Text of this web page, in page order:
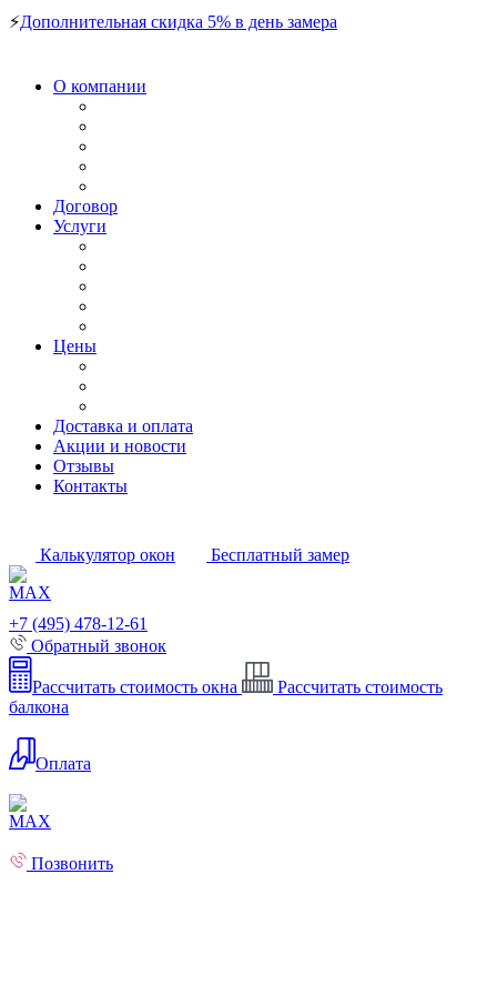
⚡️Дополнительная скидка 5% в день замера
О компании
Договор
Услуги
Цены
Доставка и оплата
Акции и новости
Отзывы
Контакты
Калькулятор окон Бесплатный замер
+7 (495) 478-12-61
Обратный звонок
Рассчитать стоимость окна
Рассчитать стоимость
балкона
Оплата
Позвонить